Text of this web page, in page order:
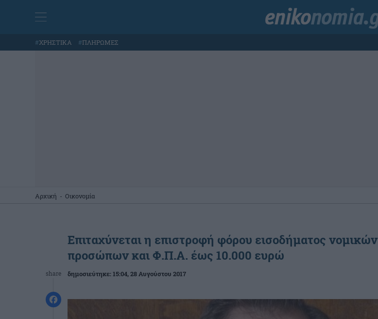
#ΧΡΗΣΤΙΚΑ #ΠΛΗΡΩΜΕΣ
Αρχική - Οικονομία
share
Επιταχύνεται η επιστροφή φόρου εισοδήματος νομικών
προσώπων και Φ.Π.Α. έως 10.000 ευρώ
δημοσιεύτηκε:15:04, 28 Αυγούστου 2017